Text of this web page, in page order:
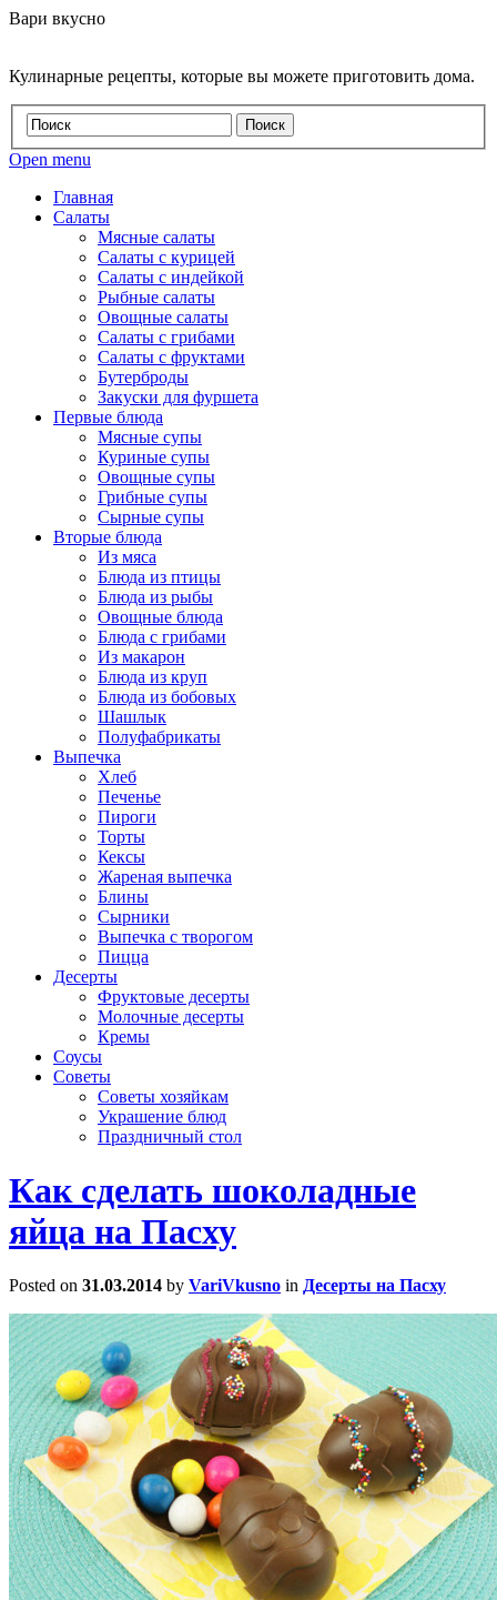
Вари вкусно
Кулинарные рецепты, которые вы можете приготовить дома.
Open menu
Главная
Салаты
Мясные салаты
Салаты с курицей
Салаты с индейкой
Рыбные салаты
Овощные салаты
Салаты с грибами
Салаты с фруктами
Бутерброды
Закуски для фуршета
Первые блюда
Мясные супы
Куриные супы
Овощные супы
Грибные супы
Сырные супы
Вторые блюда
Из мяса
Блюда из птицы
Блюда из рыбы
Овощные блюда
Блюда с грибами
Из макарон
Блюда из круп
Блюда из бобовых
Шашлык
Полуфабрикаты
Выпечка
Хлеб
Печенье
Пироги
Торты
Кексы
Жареная выпечка
Блины
Сырники
Выпечка с творогом
Пицца
Десерты
Фруктовые десерты
Молочные десерты
Кремы
Соусы
Советы
Советы хозяйкам
Украшение блюд
Праздничный стол
Как сделать шоколадные
яйца на Пасху
Posted on 31.03.2014 by VariVkusno in Десерты на Пасху